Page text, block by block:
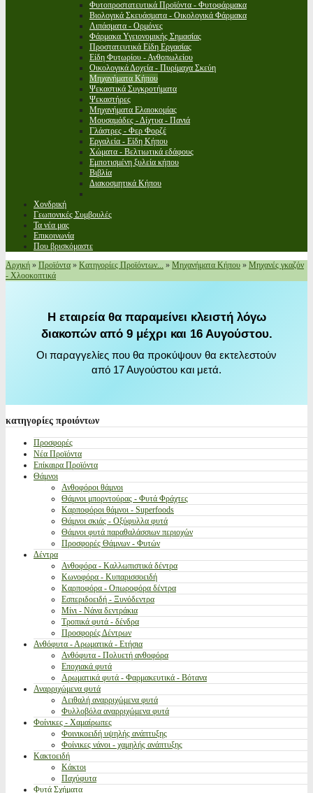
Φυτοπροστατευτικά Προϊόντα - Φυτοφάρμακα
Βιολογικά Σκευάσματα - Οικολογικά Φάρμακα
Λιπάσματα - Ορμόνες
Φάρμακα Υγειονομικής Σημασίας
Προστατευτικά Είδη Εργασίας
Είδη Φυτωρίου - Ανθοπωλείου
Οικολογικά Δοχεία - Πυρίμαχα Σκεύη
Μηχανήματα Κήπου
Ψεκαστικά Συγκροτήματα
Ψεκαστήρες
Μηχανήματα Ελαιοκομίας
Μουσαμάδες - Δίχτυα - Πανιά
Γλάστρες - Φερ Φορζέ
Εργαλεία - Είδη Κήπου
Χώματα - Βελτιωτικά εδάφους
Εμποτισμένη ξυλεία κήπου
Βιβλία
Διακοσμητικά Κήπου
Χονδρική
Γεωπονικές Συμβουλές
Τα νέα μας
Επικοινωνία
Που βρισκόμαστε
Αρχική » Προϊόντα » Κατηγορίες Προϊόντων... » Μηχανήματα Κήπου » Μηχανές γκαζόν
- Χλοοκοπτικά
Η εταιρεία θα παραμείνει κλειστή λόγω
διακοπών από 9 μέχρι και 16 Αυγούστου.
Οι παραγγελίες που θα προκύψουν θα εκτελεστούν
από 17 Αυγούστου και μετά.
κατηγορίες προιόντων
Προσφορές
Νέα Προϊόντα
Επίκαιρα Προϊόντα
Θάμνοι
Ανθοφόροι θάμνοι
Θάμνοι μπορντούρας - Φυτά Φράχτες
Καρποφόροι θάμνοι - Superfoods
Θάμνοι σκιάς - Οξύφυλλα φυτά
Θάμνοι φυτά παραθαλάσσιων περιοχών
Προσφορές Θάμνων - Φυτών
Δέντρα
Ανθοφόρα - Καλλωπιστικά δέντρα
Κωνοφόρα - Κυπαρισσοειδή
Καρποφόρα - Οπωροφόρα δέντρα
Εσπεριδοειδή - Ξυνόδεντρα
Μίνι - Νάνα δεντράκια
Τροπικά φυτά - δένδρα
Προσφορές Δέντρων
Ανθόφυτα - Αρωματικά - Ετήσια
Ανθόφυτα - Πολυετή ανθοφόρα
Εποχιακά φυτά
Αρωματικά φυτά - Φαρμακευτικά - Βότανα
Αναρριχώμενα φυτά
Αειθαλή αναρριχώμενα φυτά
Φυλλοβόλα αναρριχώμενα φυτά
Φοίνικες - Χαμαίρωπες
Φοινικοειδή υψηλής ανάπτυξης
Φοίνικες νάνοι - χαμηλής ανάπτυξης
Κακτοειδή
Κάκτοι
Παχύφυτα
Φυτά Σχήματα